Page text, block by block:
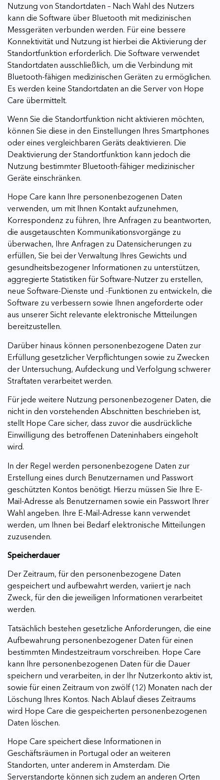
Nutzung von Standortdaten – Nach Wahl des Nutzers
kann die Software über Bluetooth mit medizinischen
Messgeräten verbunden werden. Für eine bessere
Konnektivität und Nutzung ist hierbei die Aktivierung der
Standortfunktion erforderlich. Die Software verwendet
Standortdaten ausschließlich, um die Verbindung mit
Bluetooth-fähigen medizinischen Geräten zu ermöglichen.
Es werden keine Standortdaten an die Server von Hope
Care übermittelt.
Wenn Sie die Standortfunktion nicht aktivieren möchten,
können Sie diese in den Einstellungen Ihres Smartphones
oder eines vergleichbaren Geräts deaktivieren. Die
Deaktivierung der Standortfunktion kann jedoch die
Nutzung bestimmter Bluetooth-fähiger medizinischer
Geräte einschränken.
Hope Care kann Ihre personenbezogenen Daten
verwenden, um mit Ihnen Kontakt aufzunehmen,
Korrespondenz zu führen, Ihre Anfragen zu beantworten,
die ausgetauschten Kommunikationsvorgänge zu
überwachen, Ihre Anfragen zu Datensicherungen zu
erfüllen, Sie bei der Verwaltung Ihres Gewichts und
gesundheitsbezogener Informationen zu unterstützen,
aggregierte Statistiken für Software-Nutzer zu erstellen,
neue Software-Dienste und -Funktionen zu entwickeln, die
Software zu verbessern sowie Ihnen angeforderte oder
aus unserer Sicht relevante elektronische Mitteilungen
bereitzustellen.
Darüber hinaus können personenbezogene Daten zur
Erfüllung gesetzlicher Verpflichtungen sowie zu Zwecken
der Untersuchung, Aufdeckung und Verfolgung schwerer
Straftaten verarbeitet werden.
Für jede weitere Nutzung personenbezogener Daten, die
nicht in den vorstehenden Abschnitten beschrieben ist,
stellt Hope Care sicher, dass zuvor die ausdrückliche
Einwilligung des betroffenen Dateninhabers eingeholt
wird.
In der Regel werden personenbezogene Daten zur
Erstellung eines durch Benutzernamen und Passwort
geschützten Kontos benötigt. Hierzu müssen Sie Ihre E-
Mail-Adresse als Benutzernamen sowie ein Passwort Ihrer
Wahl angeben. Ihre E-Mail-Adresse kann verwendet
werden, um Ihnen bei Bedarf elektronische Mitteilungen
zuzusenden.
Speicherdauer
Der Zeitraum, für den personenbezogene Daten
gespeichert und aufbewahrt werden, variiert je nach
Zweck, für den die jeweiligen Informationen verarbeitet
werden.
Tatsächlich bestehen gesetzliche Anforderungen, die eine
Aufbewahrung personenbezogener Daten für einen
bestimmten Mindestzeitraum vorschreiben. Hope Care
kann Ihre personenbezogenen Daten für die Dauer
speichern und verarbeiten, in der Ihr Nutzerkonto aktiv ist,
sowie für einen Zeitraum von zwölf (12) Monaten nach der
Löschung Ihres Kontos. Nach Ablauf dieses Zeitraums
wird Hope Care die gespeicherten personenbezogenen
Daten löschen.
Hope Care speichert diese Informationen in
Geschäftsräumen in Portugal oder an weiteren
Standorten, unter anderem in Amsterdam. Die
Serverstandorte können sich zudem an anderen Orten